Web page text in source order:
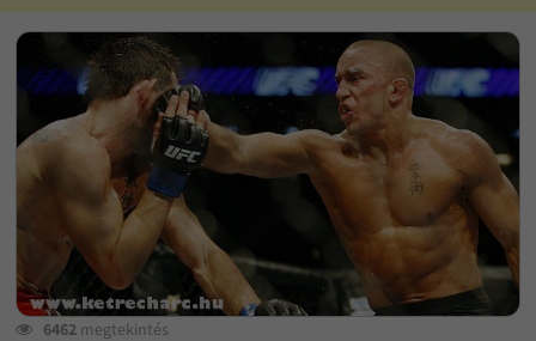
6462megtekintés